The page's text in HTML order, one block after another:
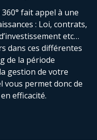
fait appel à une
: Loi, contrats,
etc…
dans ces différentes
de la période
gestion de votre
permet donc de
efficacité.